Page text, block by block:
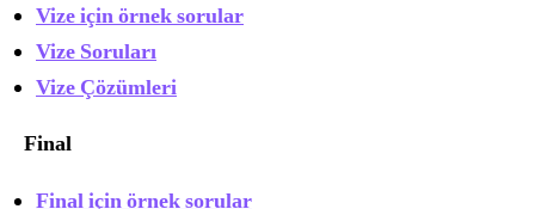
Vize için örnek sorular
Vize Soruları
Vize Çözümleri
Final
Final için örnek sorular